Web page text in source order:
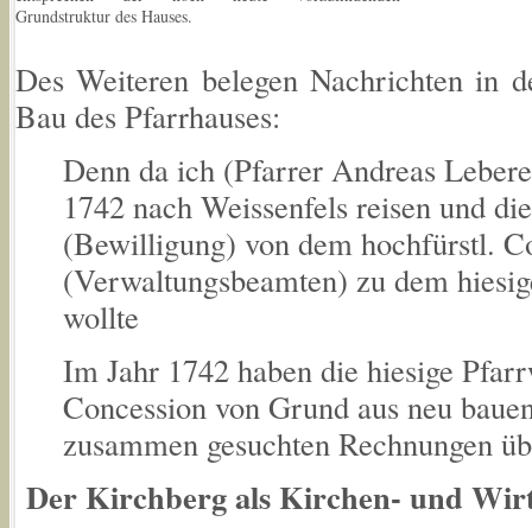
Grundstruktur des Hauses.
Des Weiteren belegen Nachrichten in
Bau des Pfarrhauses:
Denn da ich (Pfarrer Andreas
1742 nach Weissenfels reisen und
(Bewilligung) von dem hochfürstl.
(Verwaltungsbeamten) zu dem
wollte
Im Jahr 1742 haben die hiesige
Concession von Grund aus neu
zusammen gesuchten Rechnungen
Der Kirchberg als Kirchen- und